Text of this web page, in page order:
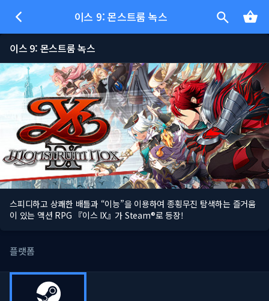
이스 9: 몬스트룸 녹스
이스 9: 몬스트룸 녹스
스피디하고 상쾌한 배틀과 “이능”을 이용하여 종횡무진 탐색하는 즐거움
이 있는 액션 RPG 『이스 IX』가 Steam®로 등장!
플랫폼